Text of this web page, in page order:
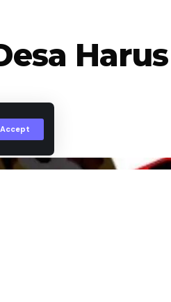
Accept